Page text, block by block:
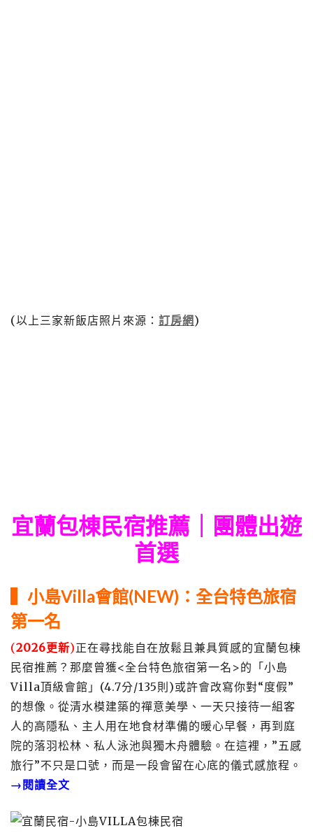
(以上三家新飯店照片來源： 訂房網)
宜蘭包棟民宿推薦 ｜團體出遊
首選
▍小島Villa會館(NEW)：全台特色旅宿
第一名
(2026更新)正在尋找能自在放鬆且兼具質感的宜蘭包棟
民宿推薦？那麼曾獲<全台特色旅宿第一名>的「小島
Villa頂級會館」(4.7分/135則)或許會改寫你對“度假”
的想像。從清水模建築的禪意美學、一天只接待一組客
人的高隱私、主人用在地食材準備的暖心早餐，再到庭
院的落羽松林、私人泳池與獨木舟體驗。在這裡，”五感
旅行”不只是口號，而是一段會留在心底的儀式感旅程。
→閱讀全文